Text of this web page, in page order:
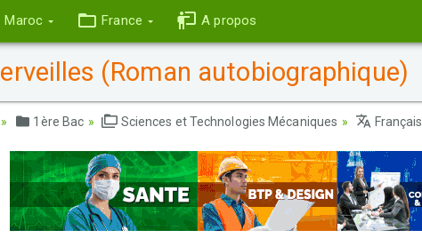
Maroc France A propos
(Roman autobiographique)
1ère Bac Sciences et Technologies Mécaniques Français